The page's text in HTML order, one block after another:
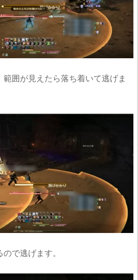
囲が見えたら落ち着いて逃げま
で逃げます。